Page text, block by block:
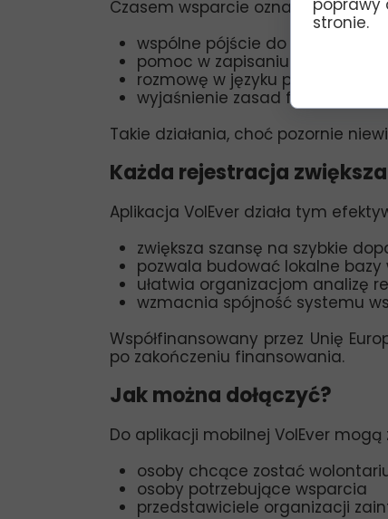
Czasem wsparcie oznacza:
wspólne pójście do urzędu
pomoc w zapisaniu dziecka do
rozmowę w języku polskim w
wyjaśnienie zasad
Takie działania, choć pozornie
Każda rejestracja
Aplikacja VolEver działa tym
zwiększa szansę na szybkie
pozwala budować lokalne bazy
ułatwia organizacjom analizę
wzmacnia spójność systemu
Współfinansowany przez Unię
po zakończeniu finansowania.
Jak można dołączyć?
Do aplikacji mobilnej VolEver
osoby chcące zostać
osoby potrzebujące wsparcia
przedstawiciele organizacji
stronie.